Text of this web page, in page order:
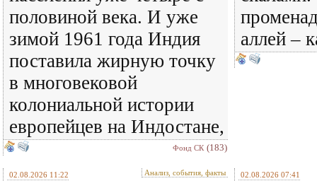
половиной века. И уже
зимой 1961 года Индия
поставила жирную точку
в многовековой
колониальной истории
европейцев на Индостане,
Фонд СК (183)
аллей –
02.08.2026 11:22 Анализ, события, факты 02.08.2026 07:41